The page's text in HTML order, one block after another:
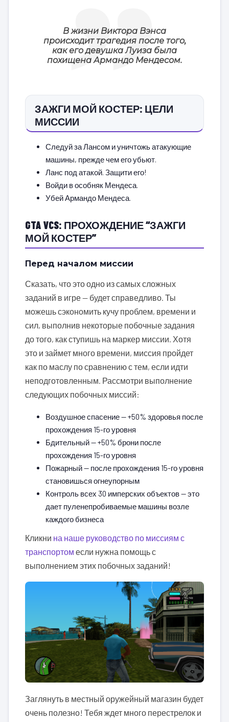
В жизни Виктора Вэнса
происходит трагедия после того,
как его девушка Луиза была
похищена Армандо Мендесом.
ЗАЖГИ МОЙ КОСТЕР: ЦЕЛИ
МИССИИ
Следуй за Лансом и уничтожь атакующие
машины, прежде чем его убьют.
Ланс под атакой. Защити его!
Войди в особняк Мендеса.
Убей Армандо Мендеса.
GTA VCS: ПРОХОЖДЕНИЕ “ЗАЖГИ
МОЙ КОСТЕР”
Перед началом миссии
Сказать, что это одно из самых сложных
заданий в игре — будет справедливо. Ты
можешь сэкономить кучу проблем, времени и
сил, выполнив некоторые побочные задания
до того, как ступишь на маркер миссии. Хотя
это и займет много времени, миссия пройдет
как по маслу по сравнению с тем, если идти
неподготовленным. Рассмотри выполнение
следующих побочных миссий:
Воздушное спасение — +50% здоровья после
прохождения 15-го уровня
Бдительный — +50% брони после
прохождения 15-го уровня
Пожарный — после прохождения 15-го уровня
становишься огнеупорным
Контроль всех 30 имперских объектов — это
дает пуленепробиваемые машины возле
каждого бизнеса
Кликни на наше руководство по миссиям с
транспортом если нужна помощь с
выполнением этих побочных заданий!
Заглянуть в местный оружейный магазин будет
очень полезно! Тебя ждет много перестрелок и